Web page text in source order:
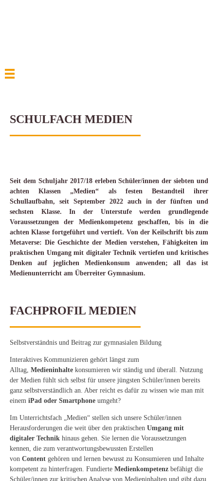
SCHULFACH MEDIEN
Seit dem Schuljahr 2017/18 erleben Schüler/innen der siebten und
achten Klassen „Medien“ als festen Bestandteil ihrer
Schullaufbahn, seit September 2022 auch in der fünften und
sechsten Klasse. In der Unterstufe werden grundlegende
Voraussetzungen der Medienkompetenz geschaffen, bis in die
achten Klasse fortgeführt und vertieft. Von der Keilschrift bis zum
Metaverse: Die Geschichte der Medien verstehen, Fähigkeiten im
praktischen Umgang mit digitaler Technik vertiefen und kritisches
Denken auf jeglichen Medienkonsum anwenden; all das ist
Medienunterricht am Überreiter Gymnasium.
FACHPROFIL MEDIEN
Selbstverständnis und Beitrag zur gymnasialen Bildung
Interaktives Kommunizieren gehört längst zum
Alltag, Medieninhalte konsumieren wir ständig und überall. Nutzung
der Medien fühlt sich selbst für unsere jüngsten Schüler/innen bereits
ganz selbstverständlich an. Aber reicht es dafür zu wissen wie man mit
einem iPad oder Smartphone umgeht?
Im Unterrichtsfach „Medien“ stellen sich unsere Schüler/innen
Herausforderungen die weit über den praktischen Umgang mit
digitaler Technik hinaus gehen. Sie lernen die Voraussetzungen
kennen, die zum verantwortungsbewussten Erstellen
von Content gehören und lernen bewusst zu Konsumieren und Inhalte
kompetent zu hinterfragen. Fundierte Medienkompetenz befähigt die
Schüler/innen zur kritischen Analyse von Medieninhalten und gibt dazu